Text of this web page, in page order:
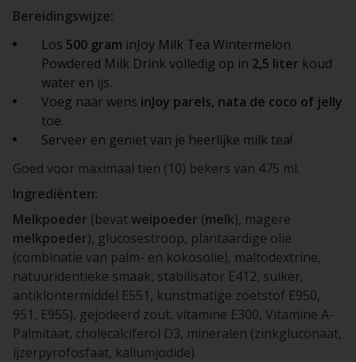
Bereidingswijze:
Los 500 gram inJoy Milk Tea Wintermelon
Powdered Milk Drink volledig op in 2,5 liter koud
water en ijs.
Voeg naar wens inJoy parels, nata de coco of jelly
toe.
Serveer en geniet van je heerlijke milk tea!
Goed voor maximaal tien (10) bekers van 475 ml.
Ingrediënten:
Melkpoeder (bevatweipoeder (melk), magere
melkpoeder), glucosestroop, plantaardige olie
(combinatie van palm- en kokosolie), maltodextrine,
natuuridentieke smaak, stabilisator E412, suiker,
antiklontermiddel E551, kunstmatige zoetstof E950,
951, E955), gejodeerd zout, vitamine E300, Vitamine A-
Palmitaat, cholecalciferol D3, mineralen (zinkgluconaat,
ijzerpyrofosfaat, kaliumjodide)